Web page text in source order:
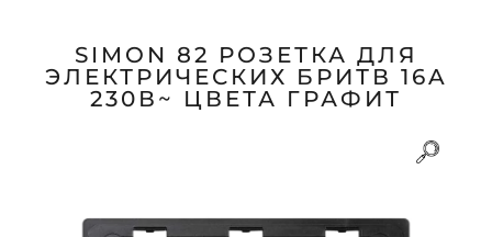
SIMON 82 РОЗЕТКА ДЛЯ
ЭЛЕКТРИЧЕСКИХ БРИТВ 16A
230В~ ЦВЕТА ГРАФИТ